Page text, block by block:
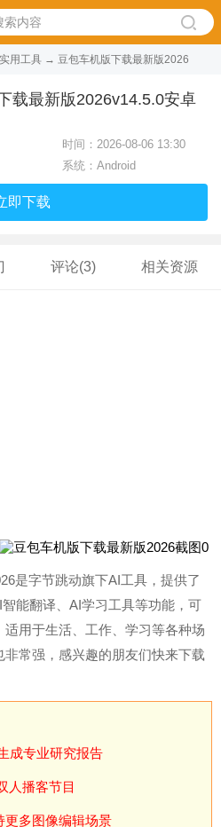
实用工具 → 豆包车机版下载最新版2026
载最新版2026v14.5.0安卓
时间：2026-08-06 13:30
系统：Android
即下载
评论(3) 相关资源
是字节跳动旗下AI工具，提供了
能翻译、AI学习工具等功能，可
用于生活、工作、学习等各种场
常强，感兴趣的朋友们快来下载
成专业研究报告
人播客节目
更多图像编辑场景